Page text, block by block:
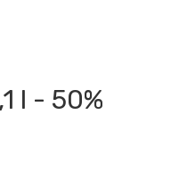
l - 50%